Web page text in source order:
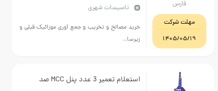
بومی واجد شرایط شرکت در قیمت گذاری
هستند.
تاسیسات شهری
خرید مصالح و تخریب و جمع آوری موزائیک قبلی و
زیرسا...
استعلام تعمیر 3 عدد پنل MCC صد